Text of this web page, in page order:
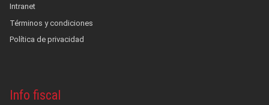
Intranet
Términos y condiciones
Política de privacidad
Info fiscal